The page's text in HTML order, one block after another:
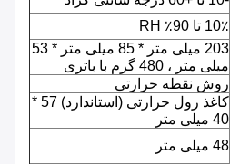
10٪ تا 90٪ RH
203 میلی متر * 85 میلی متر * 53
میلی متر ، 480 گرم با باتری
روش نقطه حرارتی
کاغذ رول حرارتی (استاندارد) 57 *
40 میلی متر
48 میلی متر